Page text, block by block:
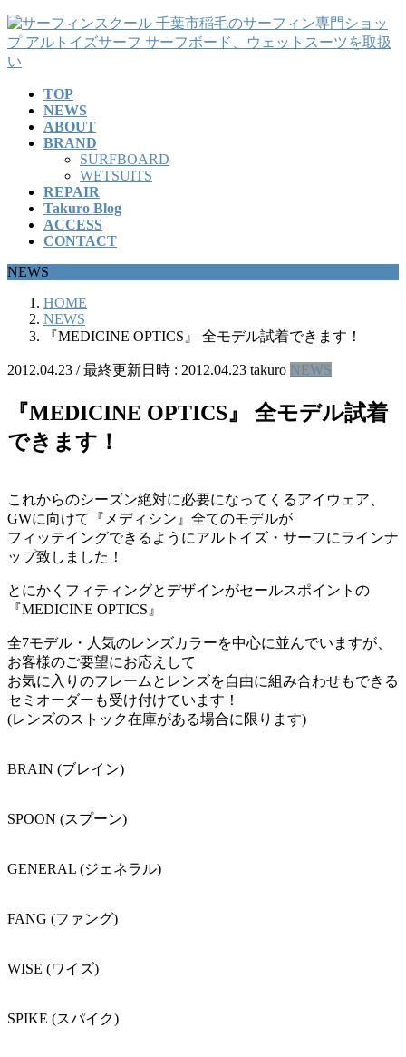
コ
ン
テ
ナ
ビ
ゲ
TOP
NEWS
ABOUT
BRAND
SURFBOARD
WETSUITS
REPAIR
Takuro Blog
ACCESS
CONTACT
NEWS
HOME
NEWS
『MEDICINE OPTICS』 全モデル試着できます！
2012.04.23 / 最終更新日時 : 2012.04.23 takuro NEWS
『MEDICINE OPTICS』 全モデル試着
できます！
これからのシーズン絶対に必要になってくるアイウェア、
GWに向けて『メディシン』全てのモデルが
フィッテイングできるようにアルトイズ・サーフにラインナ
ップ致しました！
とにかくフィティングとデザインがセールスポイントの
『MEDICINE OPTICS』
全7モデル・人気のレンズカラーを中心に並んでいますが、
お客様のご要望にお応えして
お気に入りのフレームとレンズを自由に組み合わせもできる
セミオーダーも受け付けています！
(レンズのストック在庫がある場合に限ります)
BRAIN (ブレイン)
SPOON (スプーン)
GENERAL (ジェネラル)
FANG (ファング)
WISE (ワイズ)
SPIKE (スパイク)